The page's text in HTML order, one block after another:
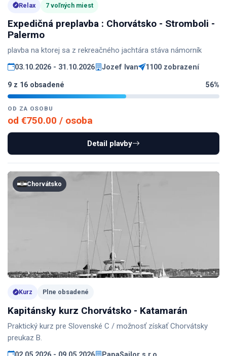
Relax 7 voľných miest
Expedičná preplavba : Chorvátsko - Stromboli -
Palermo
plavba na ktorej sa z rekreačného jachtára stáva námorník
03.10.2026 - 31.10.2026 Jozef Ivan 1100 zobrazení
9 z 16 obsadené 56%
OD ZA OSOBU
od €750.00 / osoba
Detail plavby
Chorvátsko
Kurz Plne obsadené
Kapitánsky kurz Chorvátsko - Katamarán
Praktický kurz pre Slovenské C / možnosť získať Chorvátsky
preukaz B.